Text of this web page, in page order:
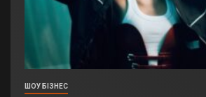
ШОУ БІЗНЕС